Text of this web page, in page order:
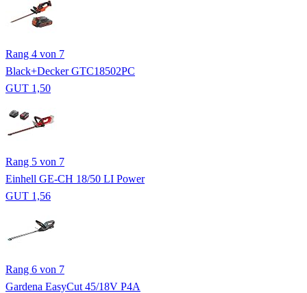
Rang 4 von 7
Black+Decker GTC18502PC
GUT 1,50
Rang 5 von 7
Einhell GE-CH 18/50 LI Power
GUT 1,56
Rang 6 von 7
Gardena EasyCut 45/18V P4A